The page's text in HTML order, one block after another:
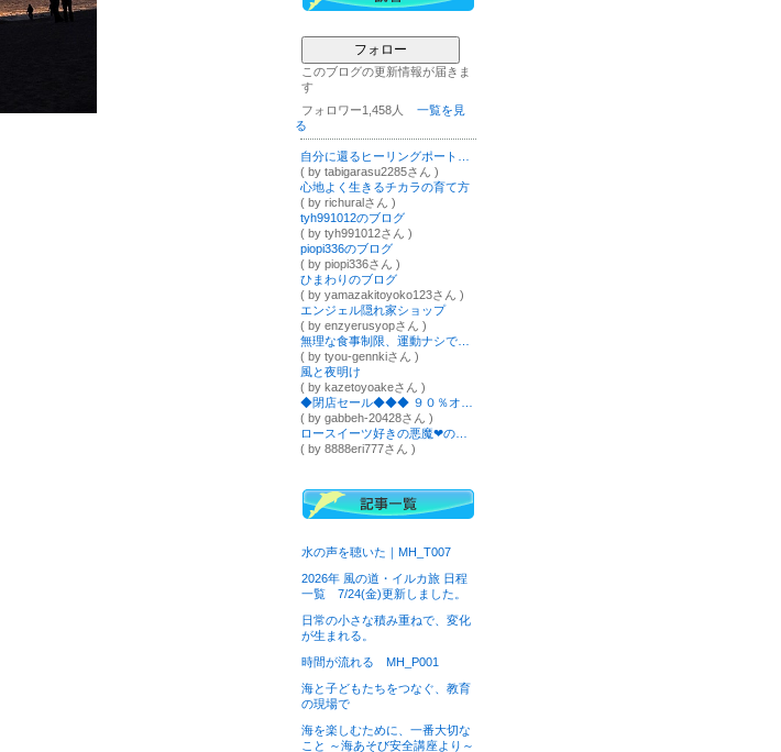
フォロー
このブログの更新情報が届きま
す
フォロワー1,458人
一覧を見
る
( by tabigarasu2285さん )
心地よく生きるチカラの育て方
( by richuralさん )
tyh991012のブログ
( by tyh991012さん )
piopi336のブログ
( by piopi336さん )
ひまわりのブログ
( by yamazakitoyoko123さん )
エンジェル隠れ家ショップ
( by enzyerusyopさん )
( by tyou-gennkiさん )
風と夜明け
( by kazetoyoakeさん )
( by gabbeh-20428さん )
( by 8888eri777さん )
水の声を聴いた｜MH_T007
2026年 風の道・イルカ旅 日程
一覧 7/24(金)更新しました。
日常の小さな積み重ねで、変化
が生まれる。
時間が流れる MH_P001
海と子どもたちをつなぐ、教育
の現場で
海を楽しむために、一番大切な
こと ～海あそび安全講座より～